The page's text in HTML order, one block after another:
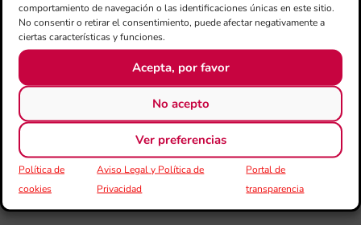
comportamiento de navegación o las identificaciones únicas en este sitio.
No consentir o retirar el consentimiento, puede afectar negativamente a
ciertas características y funciones.
Acepta, por favor
No acepto
Ver preferencias
Política de
cookies
Aviso Legal y Política de
Privacidad
Portal de
transparencia
CATEGORÍAS
Todas la noticias